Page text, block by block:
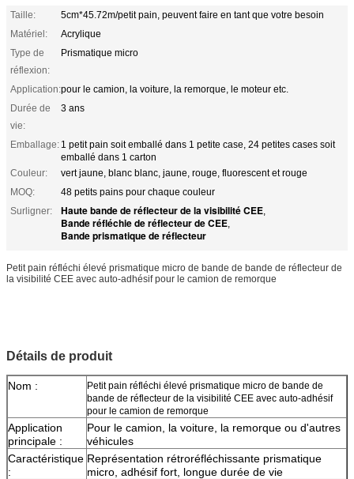
Taille:
5cm*45.72m/petit pain, peuvent faire en tant que votre besoin
Matériel:
Acrylique
Type de
réflexion:
Prismatique micro
Application:pour le camion, la voiture, la remorque, le moteur etc.
Durée de
vie:
3 ans
Emballage: 1 petit pain soit emballé dans 1 petite case, 24 petites cases soit
emballé dans 1 carton
Couleur:
vert jaune, blanc blanc, jaune, rouge, fluorescent et rouge
MOQ:
48 petits pains pour chaque couleur
Surligner:
Haute bande de réflecteur de la visibilité CEE,
Bande réfléchie de réflecteur de CEE,
Bande prismatique de réflecteur
Petit pain réfléchi élevé prismatique micro de bande de bande de réflecteur de
la visibilité CEE avec auto-adhésif pour le camion de remorque
Détails de produit
Nom :
Petit pain réfléchi élevé prismatique micro de bande de
bande de réflecteur de la visibilité CEE avec auto-adhésif
pour le camion de remorque
Application
principale :
Pour le camion, la voiture, la remorque ou d'autres
véhicules
Caractéristique
:
Représentation rétroréfléchissante prismatique
micro, adhésif fort, longue durée de vie